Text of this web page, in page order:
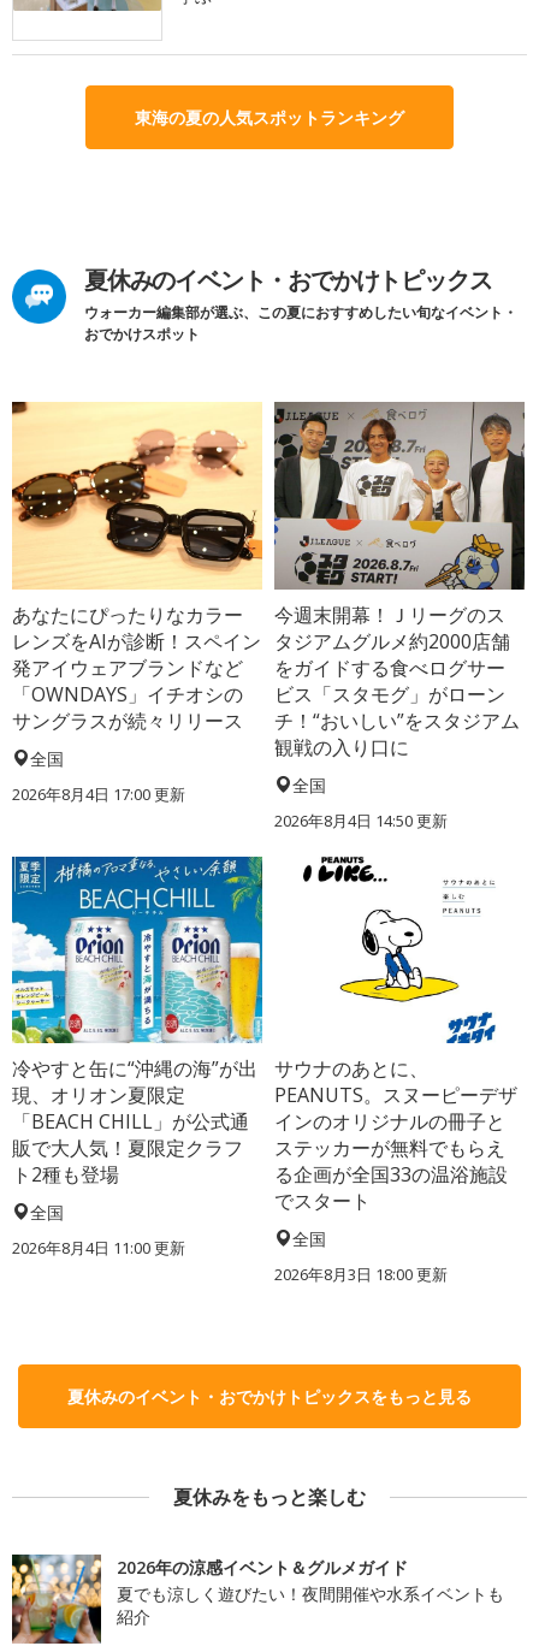
東海の夏の人気スポットランキング
夏休みのイベント・おでかけトピックス
ウォーカー編集部が選ぶ、この夏におすすめしたい旬なイベント・
おでかけスポット
あなたにぴったりなカラー
レンズをAIが診断！スペイン
発アイウェアブランドなど
「OWNDAYS」イチオシの
サングラスが続々リリース
全国
2026年8月4日 17:00更新
今週末開幕！Ｊリーグのス
タジアムグルメ約2000店舗
をガイドする食べログサー
ビス「スタモグ」がローン
チ！“おいしい”をスタジアム
観戦の入り口に
全国
2026年8月4日 14:50更新
冷やすと缶に“沖縄の海”が出
現、オリオン夏限定
「BEACH CHILL」が公式通
販で大人気！夏限定クラフ
ト2種も登場
全国
2026年8月4日 11:00更新
サウナのあとに、
PEANUTS。スヌーピーデザ
インのオリジナルの冊子と
ステッカーが無料でもらえ
る企画が全国33の温浴施設
でスタート
全国
2026年8月3日 18:00更新
夏休みのイベント・おでかけトピックスをもっと見る
夏休みをもっと楽しむ
2026年の涼感イベント＆グルメガイド
夏でも涼しく遊びたい！夜間開催や水系イベントも
紹介